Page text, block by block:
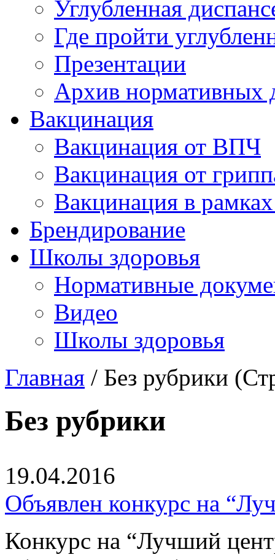
Углубленная
Где пройти
Презентации
Архив нормативных
Вакцинация
Вакцинация от ВПЧ
Вакцинация от
Вакцинация в
Брендирование
Школы здоровья
Нормативные
Видео
Школы здоровья
Главная / Без рубрики
Без рубрики
19.04.2016
Объявлен конкурс на
Конкурс на “Лучший